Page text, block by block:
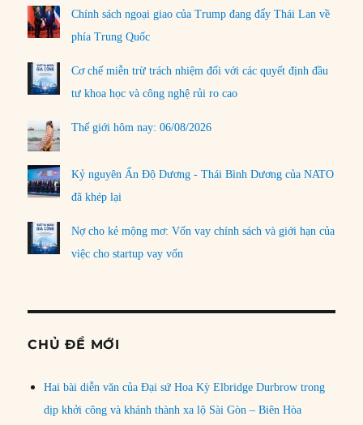
Chính sách ngoại giao của Trump đang đẩy Thái Lan về
phía Trung Quốc
Cơ chế miễn trừ trách nhiệm đối với các quyết định đầu
tư khoa học và công nghệ rủi ro cao
Thế giới hôm nay: 06/08/2026
Kỷ nguyên Ấn Độ Dương - Thái Bình Dương của NATO
đã khép lại
Nợ cho kẻ mộng mơ: Vốn vay chính sách và giới hạn của
việc cho startup vay vốn
CHỦ ĐỀ MỚI
Hai bài diễn văn của Đại sứ Hoa Kỳ Elbridge Durbrow trong
dịp khởi công và khánh thành xa lộ Sài Gòn – Biên Hòa